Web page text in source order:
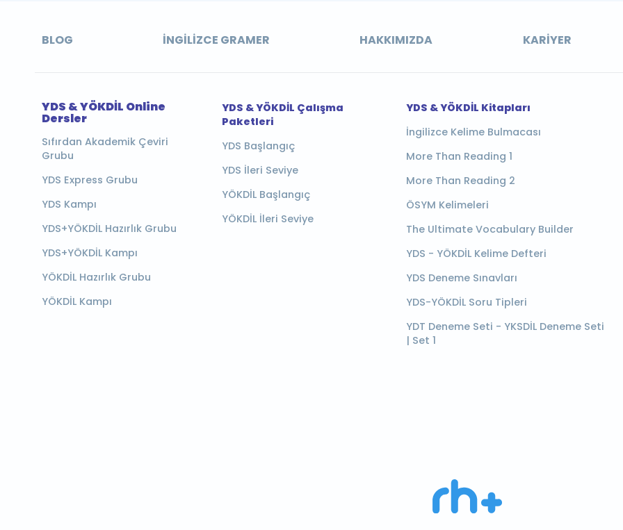
BLOG İNGILIZCE GRAMER HAKKIMIZDA KARIYER
YDS & YÖKDİL Online
Dersler
Sıfırdan Akademik Çeviri
Grubu
YDS Express Grubu
YDS Kampı
YDS+YÖKDİL Hazırlık Grubu
YDS+YÖKDİL Kampı
YÖKDİL Hazırlık Grubu
YÖKDİL Kampı
YDS & YÖKDİL Çalışma
Paketleri
YDS Başlangıç
YDS İleri Seviye
YÖKDİL Başlangıç
YÖKDİL İleri Seviye
YDS & YÖKDİL Kitapları
İngilizce Kelime Bulmacası
More Than Reading 1
More Than Reading 2
ÖSYM Kelimeleri
The Ultimate Vocabulary Builder
YDS - YÖKDİL Kelime Defteri
YDS Deneme Sınavları
YDS-YÖKDİL Soru Tipleri
YDT Deneme Seti - YKSDİL Deneme Seti
| Set 1